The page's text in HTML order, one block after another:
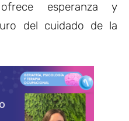
esperanza y
del cuidado de la